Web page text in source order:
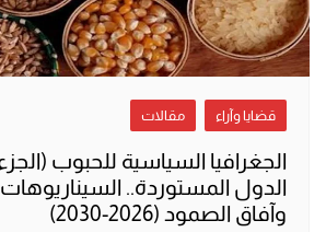
قضايا وآراء مقالات
الدول المستوردة..
وآفاق الصمود (2026-2030)